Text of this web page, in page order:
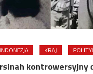
INDONEZJA KRAJ
kontrowersyjny